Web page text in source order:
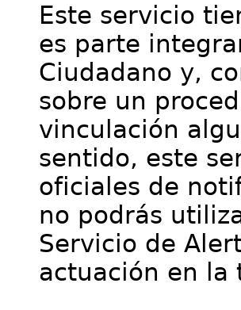
Este servicio
es parte
Ciudadano y,
sobre un
vinculación
sentido, este
oficiales de
no podrás
Servicio de
actuación en la